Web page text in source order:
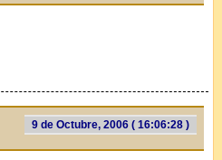
9 de Octubre, 2006 ( 16:06:28 )